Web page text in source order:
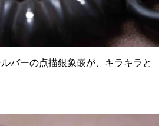
バーの点描銀象嵌が、キラキラと